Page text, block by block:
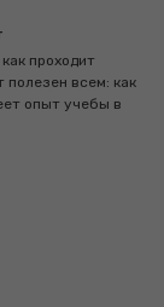
проходит
полезен всем: как
опыт учебы в